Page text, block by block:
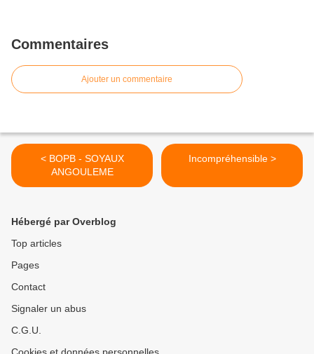
Commentaires
Ajouter un commentaire
< BOPB - SOYAUX
ANGOULEME
Incompréhensible >
Hébergé par Overblog
Top articles
Pages
Contact
Signaler un abus
C.G.U.